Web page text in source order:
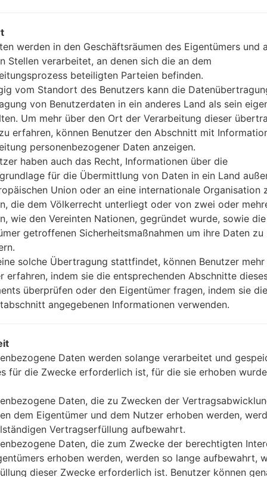
Wi-Fi 802.11 a/b/g/n/ac,
akaLG G
05
MAI
Wie kann man die
Werkseinstellungen durch
werden in den Geschäftsräumen des Eigentümers und
Stellen verarbeitet, an denen sich die an dem
beteiligten Parteien befinden.
vom Standort des Benutzers kann die
von Benutzerdaten in ein anderes Land als sein
Um mehr über den Ort der Verarbeitung dieser
erfahren, können Benutzer den Abschnitt mit
personenbezogener Daten anzeigen.
haben auch das Recht, Informationen über die
für die Übermittlung von Daten in ein Land
Union oder an eine internationale Organisation
die dem Völkerrecht unterliegt oder von zwei oder
wie den Vereinten Nationen, gegründet wurde, sowie
getroffenen Sicherheitsmaßnahmen um ihre Daten zu
solche Übertragung stattfindet, können Benutzer mehr
erfahren, indem sie die entsprechenden Abschnitte
überprüfen oder den Eigentümer fragen, indem sie
angegebenen Informationen verwenden.
Daten werden solange verarbeitet und
für die Zwecke erforderlich ist, für die sie erhoben
Daten, die zu Zwecken der
dem Eigentümer und dem Nutzer erhoben werden,
Vertragserfüllung aufbewahrt.
Daten, die zum Zwecke der berechtigten
erhoben werden, werden so lange aufbewahrt,
dieser Zwecke erforderlich ist. Benutzer können